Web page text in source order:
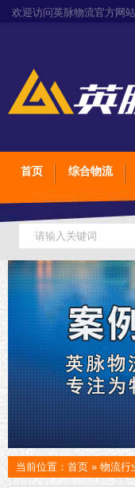
欢迎访问英脉物流官方网站
首页 综合物流
当前位置： 首页 » 物流行